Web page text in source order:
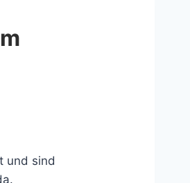
und sind